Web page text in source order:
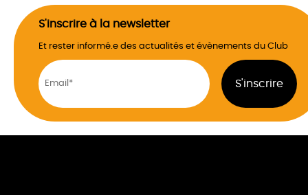
S'inscrire à la newsletter
Et rester informé.e des actualités et évènements du Club